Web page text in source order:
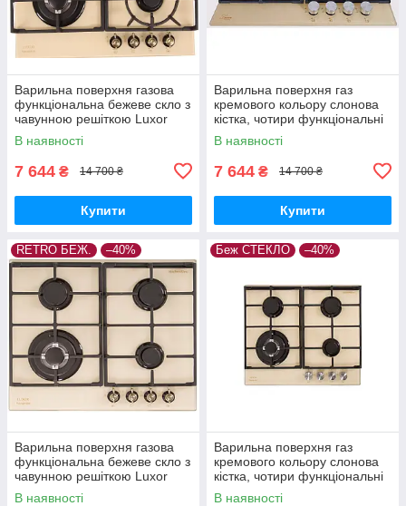
Варильна поверхня газова
функціональна бежеве скло з
чавунною решіткою Luxor
EGR 740 Rustik
В наявності
7 644 ₴ 14 700 ₴
Купити
Варильна поверхня газ
кремового кольору слонова
кістка, чотири функціональні
конфорки Luxor EG 740
Німеччина
В наявності
7 644 ₴ 14 700 ₴
Купити
RETRO БЕЖ. –40%
Варильна поверхня газова
функціональна бежеве скло з
чавунною решіткою Luxor
EGR 740 Rustik
В наявності
Беж СТЕКЛО –40%
Варильна поверхня газ
кремового кольору слонова
кістка, чотири функціональні
конфорки Luxor EG 740 .
В наявності